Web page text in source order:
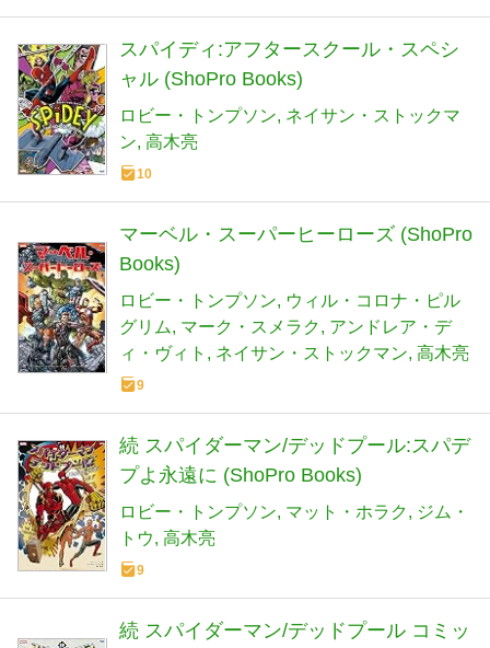
スパイディ:アフタースクール・スペシ
ャル (ShoPro Books)
ロビー・トンプソン ネイサン・ストックマ
ン 高木亮
10
マーベル・スーパーヒーローズ (ShoPro
Books)
ロビー・トンプソン
ウィル・コロナ・ピル
グリム
マーク・スメラク
アンドレア・デ
ィ・ヴィト
ネイサン・ストックマン 高木亮
9
続 スパイダーマン/デッドプール:スパデ
プよ永遠に (ShoPro Books)
ロビー・トンプソン マット・ホラク
ジム・
トウ 高木亮
9
続 スパイダーマン/デッドプール コミッ